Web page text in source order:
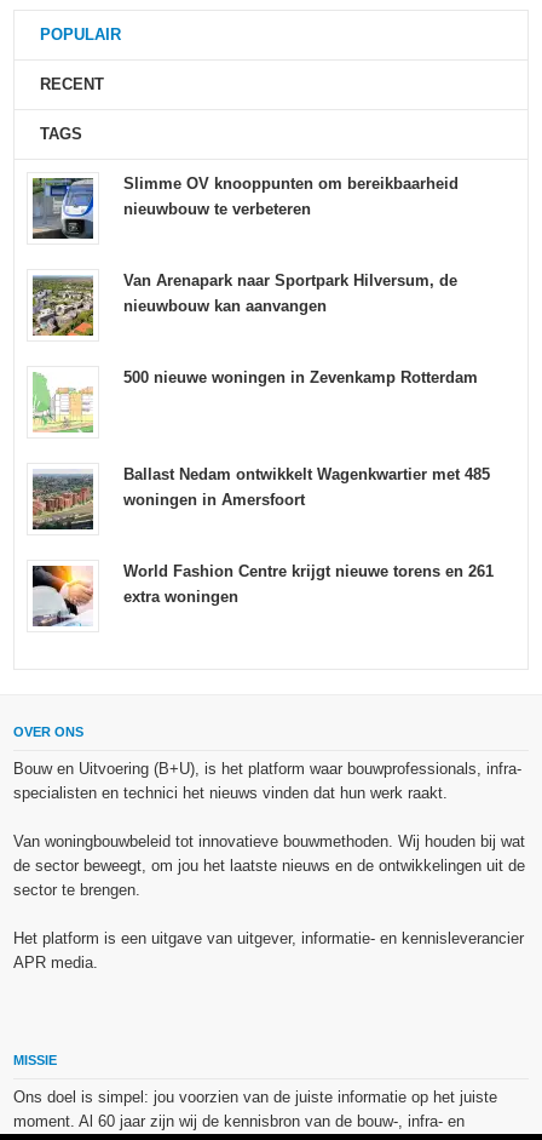
POPULAIR
RECENT
TAGS
Slimme OV knooppunten om bereikbaarheid
nieuwbouw te verbeteren
Van Arenapark naar Sportpark Hilversum, de
nieuwbouw kan aanvangen
500 nieuwe woningen in Zevenkamp Rotterdam
Ballast Nedam ontwikkelt Wagenkwartier met 485
woningen in Amersfoort
World Fashion Centre krijgt nieuwe torens en 261
extra woningen
OVER ONS
Bouw en Uitvoering (B+U), is het platform waar bouwprofessionals, infra-
specialisten en technici het nieuws vinden dat hun werk raakt.
Van woningbouwbeleid tot innovatieve bouwmethoden. Wij houden bij wat
de sector beweegt, om jou het laatste nieuws en de ontwikkelingen uit de
sector te brengen.
Het platform is een uitgave van uitgever, informatie- en kennisleverancier
APR media.
MISSIE
Ons doel is simpel: jou voorzien van de juiste informatie op het juiste
moment. Al 60 jaar zijn wij de kennisbron van de bouw-, infra- en